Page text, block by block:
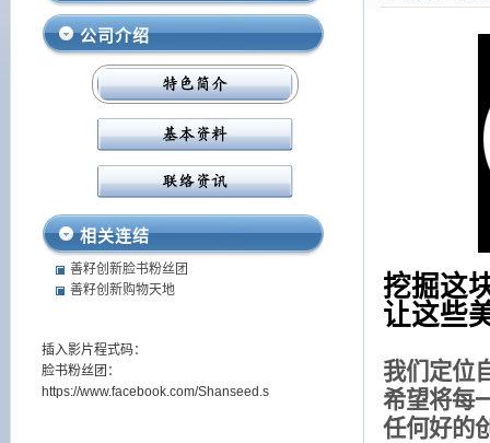
挖掘这
让这些
我们定位
希望将每
任何好的
公司介绍
相关连结
善籽创新脸书粉丝团
善籽创新购物天地
插入影片程式码：
脸书粉丝团：
https://www.facebook.com/Shanseed.s